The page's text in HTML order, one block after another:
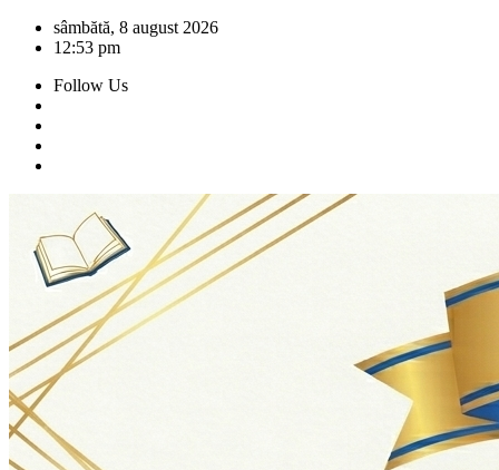
Skip
sâmbătă, 8 august 2026
12:53 pm
Follow Us